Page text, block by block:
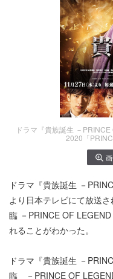
ドラマ『貴族誕生 －
2020「
ドラマ『貴族誕生 －
より日本テレビにて放送
臨 －PRINCE OF
れることがわかった。
ドラマ『貴族誕生 －
臨 －PRINCE OF